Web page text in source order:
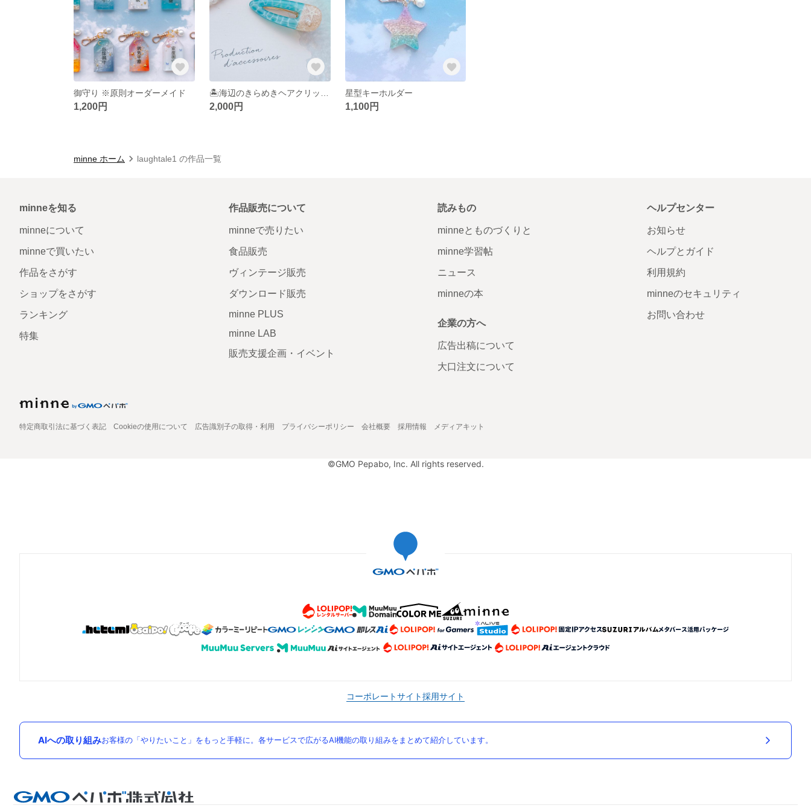
御守り ※原則オーダーメイド
1,200円 2,000円
星型キーホルダー
1,100円
minne ホーム laughtale1 の作品一覧
minneを知る
minneについて
minneで買いたい
作品をさがす
ショップをさがす
ランキング
特集
作品販売について
minneで売りたい
食品販売
ヴィンテージ販売
ダウンロード販売
minne PLUS
minne LAB
販売支援企画・イベント
読みもの
minneとものづくりと
minne学習帖
ニュース
minneの本
企業の方へ
広告出稿について
大口注文について
ヘルプセンター
お知らせ
ヘルプとガイド
利用規約
minneのセキュリティ
お問い合わせ
特定商取引法に基づく表記 Cookieの使用について 広告識別子の取得・利用 プライバシーポリシー 会社概要 採用情報 メディアキット
©GMO Pepabo, Inc. All rights reserved.
コーポレートサイト採用サイト
AIへの取り組みお客様の「やりたいこと」をもっと手軽に。各サービスで広がるAI機能の取り組みをまとめて紹介しています。